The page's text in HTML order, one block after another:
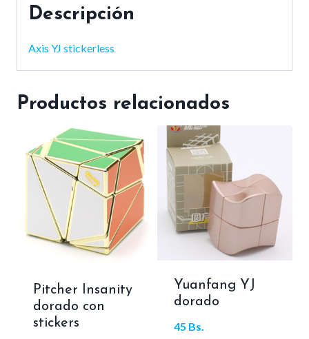
Descripción
Axis YJ stickerless
Productos relacionados
Pitcher Insanity
dorado con
stickers
Yuanfang YJ
dorado
45 Bs.